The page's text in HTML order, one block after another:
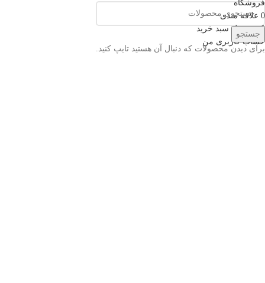
جستجو
برای دیدن محصولات که دنبال آن هستید تایپ کنید.
فروشگاه
0 علاقه مندی
0 محصول سبد خرید
حساب کاربری من